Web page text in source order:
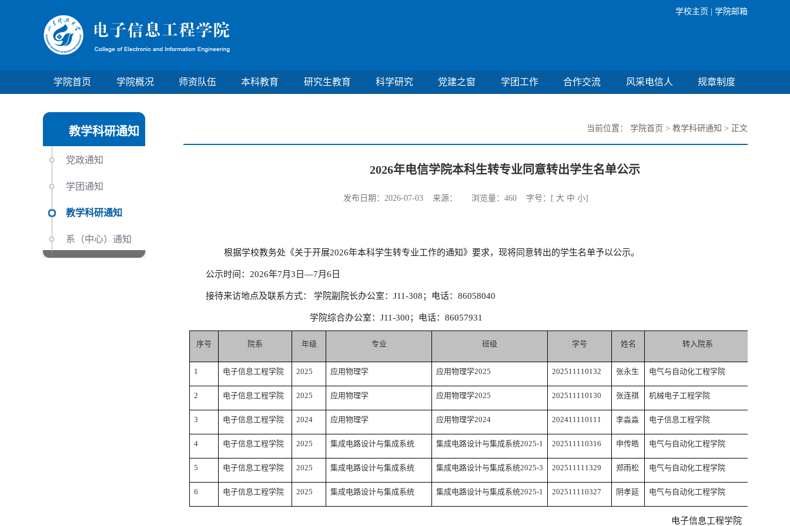
学校主页 | 学院邮箱
学院首页 学院概况 师资队伍 本科教育 研究生教育 科学研究 党建之窗 学团工作 合作交流 风采电信人 规章制度
教学科研通知
党政通知
学团通知
教学科研通知
系（中心）通知
当前位置： 学院首页 > 教学科研通知 > 正文
2026年电信学院本科生转专业同意转出学生名单公示
发布日期：2026-07-03 来源： 浏览量： 460字号：[ 大 中 小]
根据学校教务处《关于开展2026年本科学生转专业工作的通知》要求，现将同意转出的学生名单予以公示。
公示时间： 2026年7月3 日—7月6 日
接待来访地点及联系方式： 学院副院长办公室： J11-308；电话： 86058040
学院综合办公室： J11-300；电话：86057931
序号 院系 年级 专业 班级 学号 姓名 转入院系
1 电子信息工程学院 2025 应用物理学 应用物理学2025 202511110132 张永生 电气与自动化工程学院
2 电子信息工程学院 2025 应用物理学 应用物理学2025 202511110130 张连祺 机械电子工程学院
3 电子信息工程学院 2024 应用物理学 应用物理学2024 202411110111 李淼淼 电子信息工程学院
4 电子信息工程学院 2025 集成电路设计与集成系统 集成电路设计与集成系统2025-1 202511110316 申传皓 电气与自动化工程学院
5 电子信息工程学院 2025 集成电路设计与集成系统 集成电路设计与集成系统2025-3 202511111329 郑雨松 电气与自动化工程学院
6 电子信息工程学院 2025 集成电路设计与集成系统 集成电路设计与集成系统2025-1 202511110327 阴孝延 电气与自动化工程学院
电子信息工程学院